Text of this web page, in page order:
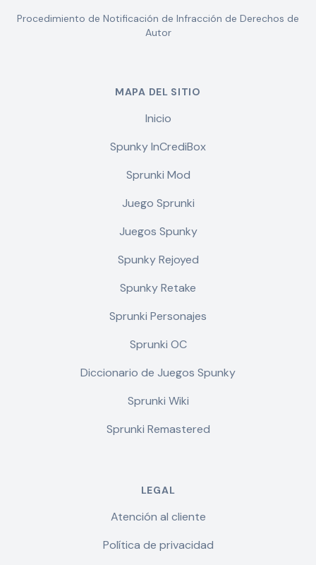
Procedimiento de Notificación de Infracción de Derechos de
Autor
MAPA DEL SITIO
Inicio
Spunky InCrediBox
Sprunki Mod
Juego Sprunki
Juegos Spunky
Spunky Rejoyed
Spunky Retake
Sprunki Personajes
Sprunki OC
Diccionario de Juegos Spunky
Sprunki Wiki
Sprunki Remastered
LEGAL
Atención al cliente
Política de privacidad